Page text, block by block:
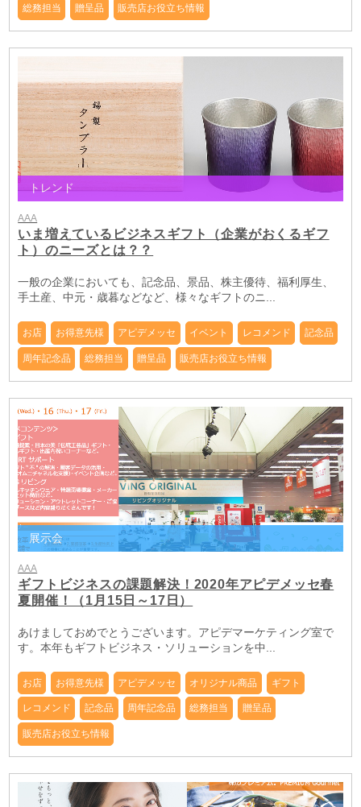
総務担当 贈呈品 販売店お役立ち情報
トレンド
AAA
いま増えているビジネスギフト（企業がおくるギフ
ト）のニーズとは？？
一般の企業においても、記念品、景品、株主優待、福利厚生、
手土産、中元・歳暮などなど、様々なギフトのニ...
お店 お得意先様 アピデメッセ イベント レコメンド 記念品
周年記念品 総務担当 贈呈品 販売店お役立ち情報
展示会
AAA
ギフトビジネスの課題解決！2020年アピデメッセ春
夏開催！（1月15日～17日）
あけましておめでとうございます。アピデマーケティング室で
す。本年もギフトビジネス・ソリューションを中...
お店 お得意先様 アピデメッセ オリジナル商品 ギフト
レコメンド 記念品 周年記念品 総務担当 贈呈品
販売店お役立ち情報